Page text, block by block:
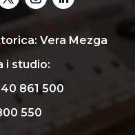
Vera Mezga
i studio:
861 500
550